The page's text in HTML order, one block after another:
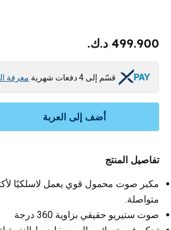
499.900 د.ك.
قسّم إلى 4 دفعات شهرية معرفة
أضف إلى العربة
تفاصيل المنتج
متواصلة.
صوت ستيريو حقيقي بزاوية 360 درجة